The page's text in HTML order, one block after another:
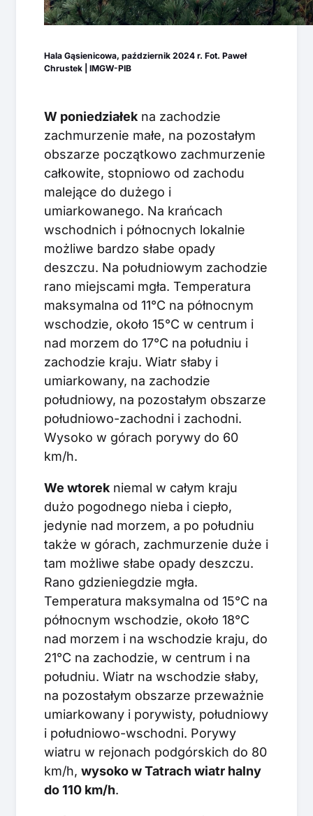
Hala Gąsienicowa, październik 2024 r. Fot. Paweł
Chrustek | IMGW-PIB
W poniedziałek na zachodzie
zachmurzenie małe, na pozostałym
obszarze początkowo zachmurzenie
całkowite, stopniowo od zachodu
malejące do dużego i
umiarkowanego. Na krańcach
wschodnich i północnych lokalnie
możliwe bardzo słabe opady
deszczu. Na południowym zachodzie
rano miejscami mgła. Temperatura
maksymalna od 11°C na północnym
wschodzie, około 15°C w centrum i
nad morzem do 17°C na południu i
zachodzie kraju. Wiatr słaby i
umiarkowany, na zachodzie
południowy, na pozostałym obszarze
południowo-zachodni i zachodni.
Wysoko w górach porywy do 60
km/h.
We wtorek niemal w całym kraju
dużo pogodnego nieba i ciepło,
jedynie nad morzem, a po południu
także w górach, zachmurzenie duże i
tam możliwe słabe opady deszczu.
Rano gdzieniegdzie mgła.
Temperatura maksymalna od 15°C na
północnym wschodzie, około 18°C
nad morzem i na wschodzie kraju, do
21°C na zachodzie, w centrum i na
południu. Wiatr na wschodzie słaby,
na pozostałym obszarze przeważnie
umiarkowany i porywisty, południowy
i południowo-wschodni. Porywy
wiatru w rejonach podgórskich do 80
km/h, wysoko w Tatrach wiatr halny
do 110 km/h.